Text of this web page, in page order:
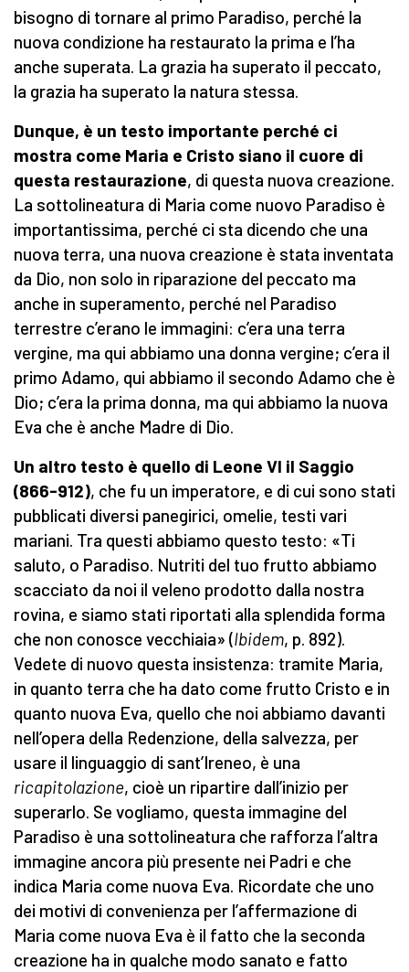
bisogno di tornare al primo Paradiso, perché la
nuova condizione ha restaurato la prima e l’ha
anche superata. La grazia ha superato il peccato,
la grazia ha superato la natura stessa.
Dunque, è un testo importante perché ci
mostra come Maria e Cristo siano il cuore di
questa restaurazione, di questa nuova creazione.
La sottolineatura di Maria come nuovo Paradiso è
importantissima, perché ci sta dicendo che una
nuova terra, una nuova creazione è stata inventata
da Dio, non solo in riparazione del peccato ma
anche in superamento, perché nel Paradiso
terrestre c’erano le immagini: c’era una terra
vergine, ma qui abbiamo una donna vergine; c’era il
primo Adamo, qui abbiamo il secondo Adamo che è
Dio; c’era la prima donna, ma qui abbiamo la nuova
Eva che è anche Madre di Dio.
Un altro testo è quello di Leone VI il Saggio
(866-912), che fu un imperatore, e di cui sono stati
pubblicati diversi panegirici, omelie, testi vari
mariani. Tra questi abbiamo questo testo: «Ti
saluto, o Paradiso. Nutriti del tuo frutto abbiamo
scacciato da noi il veleno prodotto dalla nostra
rovina, e siamo stati riportati alla splendida forma
che non conosce vecchiaia» (Ibidem, p. 892).
Vedete di nuovo questa insistenza: tramite Maria,
in quanto terra che ha dato come frutto Cristo e in
quanto nuova Eva, quello che noi abbiamo davanti
nell’opera della Redenzione, della salvezza, per
usare il linguaggio di sant’Ireneo, è una
ricapitolazione, cioè un ripartire dall’inizio per
superarlo. Se vogliamo, questa immagine del
Paradiso è una sottolineatura che rafforza l’altra
immagine ancora più presente nei Padri e che
indica Maria come nuova Eva. Ricordate che uno
dei motivi di convenienza per l’affermazione di
Maria come nuova Eva è il fatto che la seconda
creazione ha in qualche modo sanato e fatto